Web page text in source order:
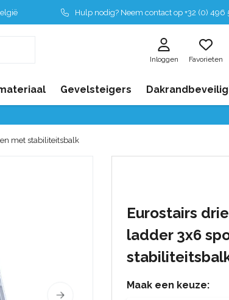
Hulp nodig? Neem contact op +32 (0) 496
Inloggen Favorieten
Gevelsteigers
met stabiliteitsbalk
Eurostairs
ladder 3x6
Maak een keuze: